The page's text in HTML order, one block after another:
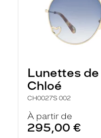
Lunettes de
Chloé
CH0027S 002
À partir de
295,00 €